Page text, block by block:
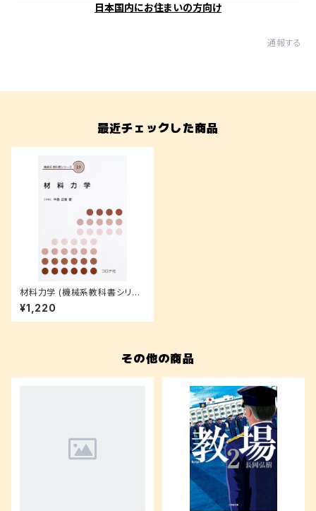
日本国内にお住まいの方向け
通報する
最近チェックした商品
材料力学 (機械系教科書シリー
ズ)
¥1,220
その他の商品